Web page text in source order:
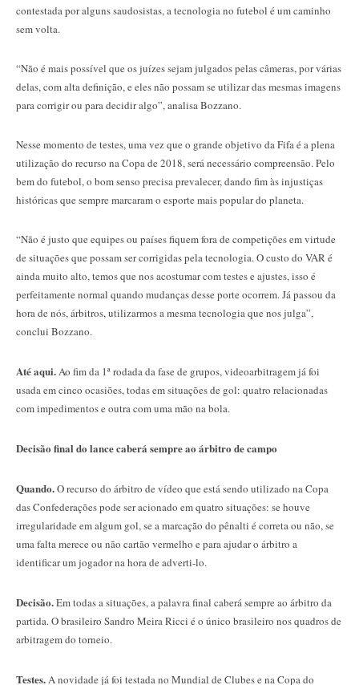
contestada por alguns saudosistas, a tecnologia no futebol é um caminho
sem volta.
“Não é mais possível que os juízes sejam julgados pelas câmeras, por várias
delas, com alta definição, e eles não possam se utilizar das mesmas imagens
para corrigir ou para decidir algo”, analisa Bozzano.
Nesse momento de testes, uma vez que o grande objetivo da Fifa é a plena
utilização do recurso na Copa de 2018, será necessário compreensão. Pelo
bem do futebol, o bom senso precisa prevalecer, dando fim às injustiças
históricas que sempre marcaram o esporte mais popular do planeta.
“Não é justo que equipes ou países fiquem fora de competições em virtude
de situações que possam ser corrigidas pela tecnologia. O custo do VAR é
ainda muito alto, temos que nos acostumar com testes e ajustes, isso é
perfeitamente normal quando mudanças desse porte ocorrem. Já passou da
hora de nós, árbitros, utilizarmos a mesma tecnologia que nos julga”,
conclui Bozzano.
Até aqui.Ao fim da 1ª rodada da fase de grupos, videoarbitragem já foi
usada em cinco ocasiões, todas em situações de gol: quatro relacionadas
com impedimentos e outra com uma mão na bola.
Decisão final do lance caberá sempre ao árbitro de campo
Quando.O recurso do árbitro de vídeo que está sendo utilizado na Copa
das Confederações pode ser acionado em quatro situações: se houve
irregularidade em algum gol, se a marcação do pênalti é correta ou não, se
uma falta merece ou não cartão vermelho e para ajudar o árbitro a
identificar um jogador na hora de adverti-lo.
Decisão.Em todas a situações, a palavra final caberá sempre ao árbitro da
partida. O brasileiro Sandro Meira Ricci é o único brasileiro nos quadros de
arbitragem do torneio.
Testes.A novidade já foi testada no Mundial de Clubes e na Copa do